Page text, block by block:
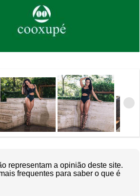
representam a opinião deste site.
frequentes para saber o que é